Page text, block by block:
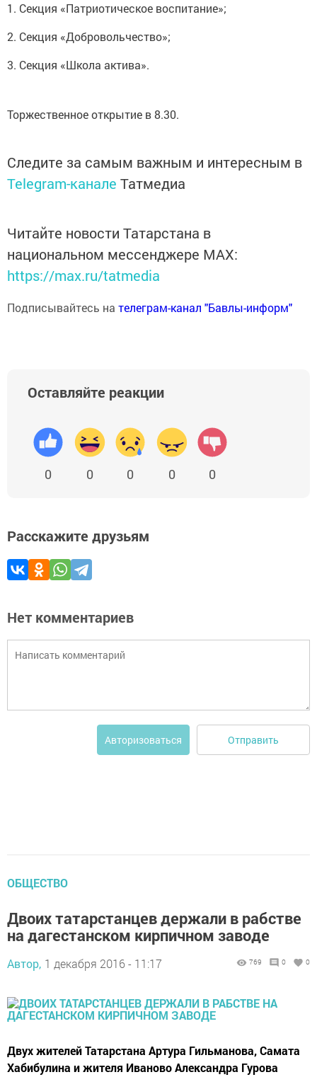
1. Секция «Патриотическое воспитание»;
2. Секция «Добровольчество»;
3. Секция «Школа актива».
Торжественное открытие в 8.30.
Следите за самым важным и интересным в
Telegram-канале Татмедиа
Читайте новости Татарстана в
национальном мессенджере MАХ:
https://max.ru/tatmedia
Подписывайтесь на телеграм-канал "Бавлы-информ"
Оставляйте реакции
0 0 0 0 0
Расскажите друзьям
Нет комментариев
Авторизоваться Отправить
ОБЩЕСТВО
Двоих татарстанцев держали в рабстве
на дагестанском кирпичном заводе
Автор, 1 декабря 2016 - 11:17 769 0 0
Двух жителей Татарстана Артура Гильманова, Самата
Хабибулина и жителя Иваново Александра Гурова